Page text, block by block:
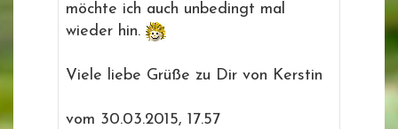
möchte ich auch unbedingt mal
wieder hin.
Viele liebe Grüße zu Dir von Kerstin
vom 30.03.2015, 17.57